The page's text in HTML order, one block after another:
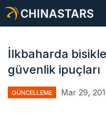
CHINASTARS
İlkbaharda
güvenlik ipuçları
GÜNCELLEME Mar 29,